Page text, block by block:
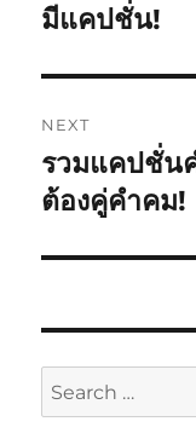
มีแคปชั่น!
NEXT
รวมแคปชั่น
ต้องคู่คำคม!